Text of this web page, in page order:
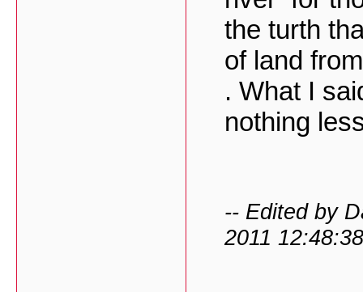
the turth
of land
. What I
nothing
-- Edited by
2011